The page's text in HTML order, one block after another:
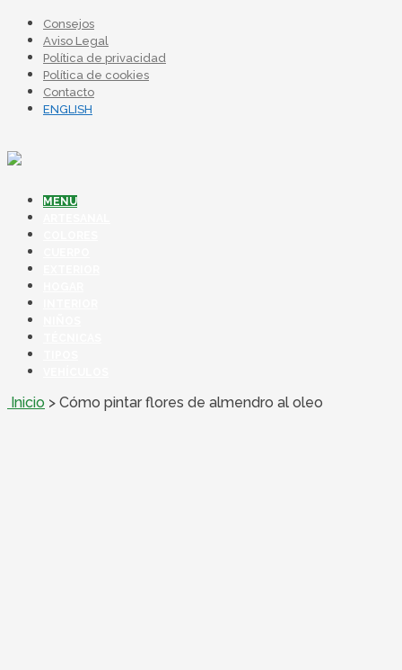
Consejos
Aviso Legal
Política de privacidad
Política de cookies
Contacto
ENGLISH
MENU
Inicio > Cómo pintar flores de almendro al oleo